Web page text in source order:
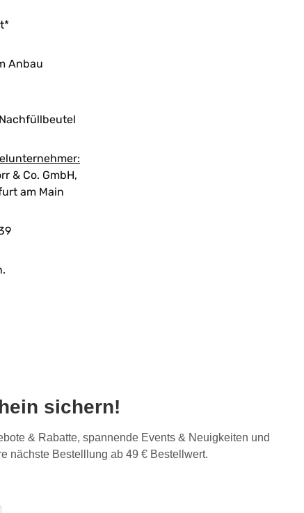
Anbau
& Co. GmbH,
am Main
sichern!
& Rabatte, spannende Events & Neuigkeiten und
nächste Bestelllung ab 49 € Bestellwert.